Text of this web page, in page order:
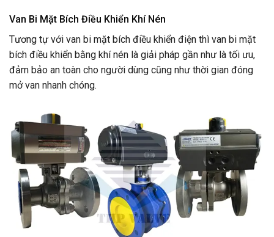
Van Bi Mặt Bích Điều Khiển Khí Nén
Tương tự với van bi mặt bích điều khiển điện thì van bi mặt
bích điều khiển bằng khí nén là giải pháp gần như là tối ưu,
đảm bảo an toàn cho người dùng cũng như thời gian đóng
mở van nhanh chóng.